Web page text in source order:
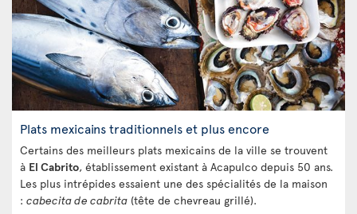
Plats mexicains traditionnels et plus encore
Certains des meilleurs plats mexicains de la ville se trouvent
à El Cabrito, établissement existant à Acapulco depuis 50 ans.
Les plus intrépides essaient une des spécialités de la maison
: cabecita de cabrita (tête de chevreau grillé).